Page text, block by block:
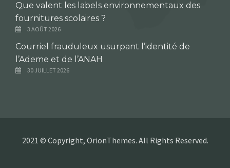
Que valent les labels environnementaux des
fournitures scolaires ?
3 AOÛT 2026
Courriel frauduleux usurpant l’identité de
l’Ademe et de l’ANAH
30 JUILLET 2026
2021 © Copyright, OrionThemes. All Rights Reserved.